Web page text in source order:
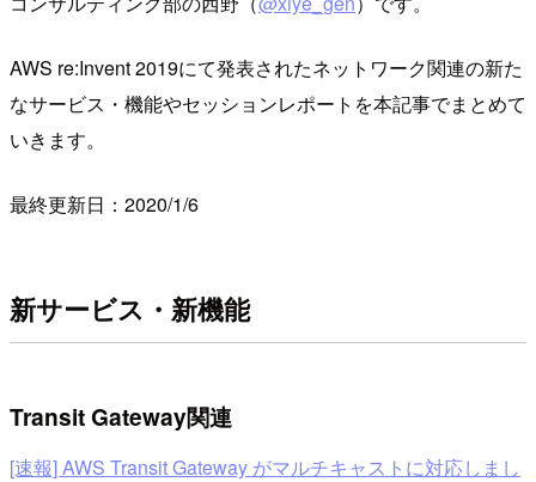
AWS re:Invent 2019にて発表されたネットワーク関連の新た
なサービス・機能やセッションレポートを本記事でまとめて
いきます。
最終更新日：2020/1/6
新サービス・新機能
Transit Gateway関連
[速報] AWS Transit Gateway がマルチキャストに対応しまし